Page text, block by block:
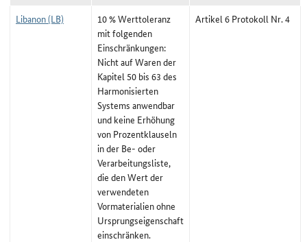
Libanon (LB)
10 % Werttoleranz
mit folgenden
Einschränkungen:
Nicht auf Waren der
Kapitel 50 bis 63 des
Harmonisierten
Systems anwendbar
und keine Erhöhung
von Prozentklauseln
in der Be- oder
Verarbeitungsliste,
die den Wert der
verwendeten
Vormaterialien ohne
Ursprungseigenschaft
einschränken.
Artikel 6 Protokoll Nr. 4